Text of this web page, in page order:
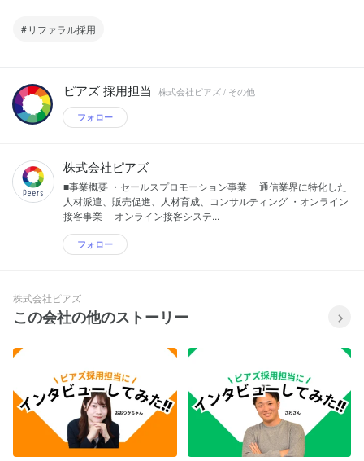
リファラル採用
ピアズ 採用担当 株式会社ピアズ / その他
フォロー
株式会社ピアズ
■事業概要 ・セールスプロモーション事業 通信業界に特化した
人材派遣、販売促進、人材育成、コンサルティング ・オンライン
接客事業 オンライン接客システ...
フォロー
株式会社ピアズ
この会社の他のストーリー